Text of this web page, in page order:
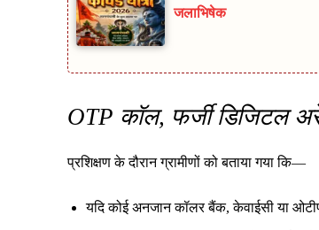
जलाभिषेक
OTP कॉल, फर्जी डिजिटल
प्रशिक्षण के दौरान ग्रामीणों को बताया गया कि—
यदि कोई अनजान कॉलर बैंक, केवाईसी या